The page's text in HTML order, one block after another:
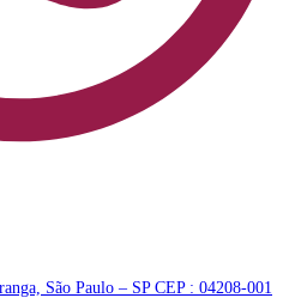
São Paulo – SP CEP : 04208-001